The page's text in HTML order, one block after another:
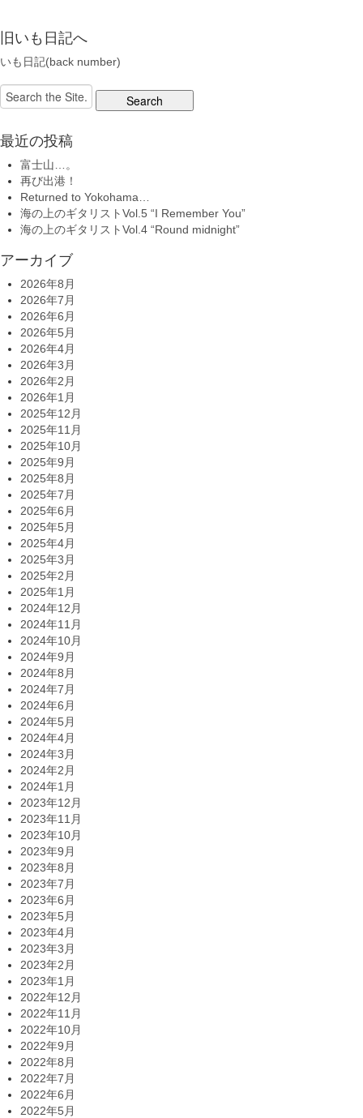
旧いも日記へ
いも日記(back number)
Search
for:
最近の投稿
富士山…。
再び出港！
Returned to Yokohama…
海の上のギタリストVol.5 “I Remember You”
海の上のギタリストVol.4 “Round midnight”
アーカイブ
2026年8月
2026年7月
2026年6月
2026年5月
2026年4月
2026年3月
2026年2月
2026年1月
2025年12月
2025年11月
2025年10月
2025年9月
2025年8月
2025年7月
2025年6月
2025年5月
2025年4月
2025年3月
2025年2月
2025年1月
2024年12月
2024年11月
2024年10月
2024年9月
2024年8月
2024年7月
2024年6月
2024年5月
2024年4月
2024年3月
2024年2月
2024年1月
2023年12月
2023年11月
2023年10月
2023年9月
2023年8月
2023年7月
2023年6月
2023年5月
2023年4月
2023年3月
2023年2月
2023年1月
2022年12月
2022年11月
2022年10月
2022年9月
2022年8月
2022年7月
2022年6月
2022年5月